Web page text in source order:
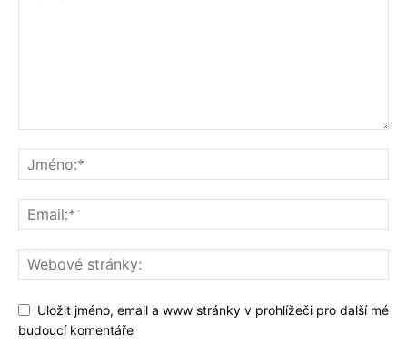
Uložit jméno, email a www stránky v prohlížeči pro další mé
budoucí komentáře